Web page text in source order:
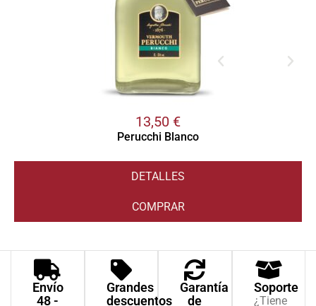
13,50 €
Perucchi Blanco
DETALLES
COMPRAR
Envío
48 -
Grandes
descuentos
Garantía
de
Soporte
¿Tiene